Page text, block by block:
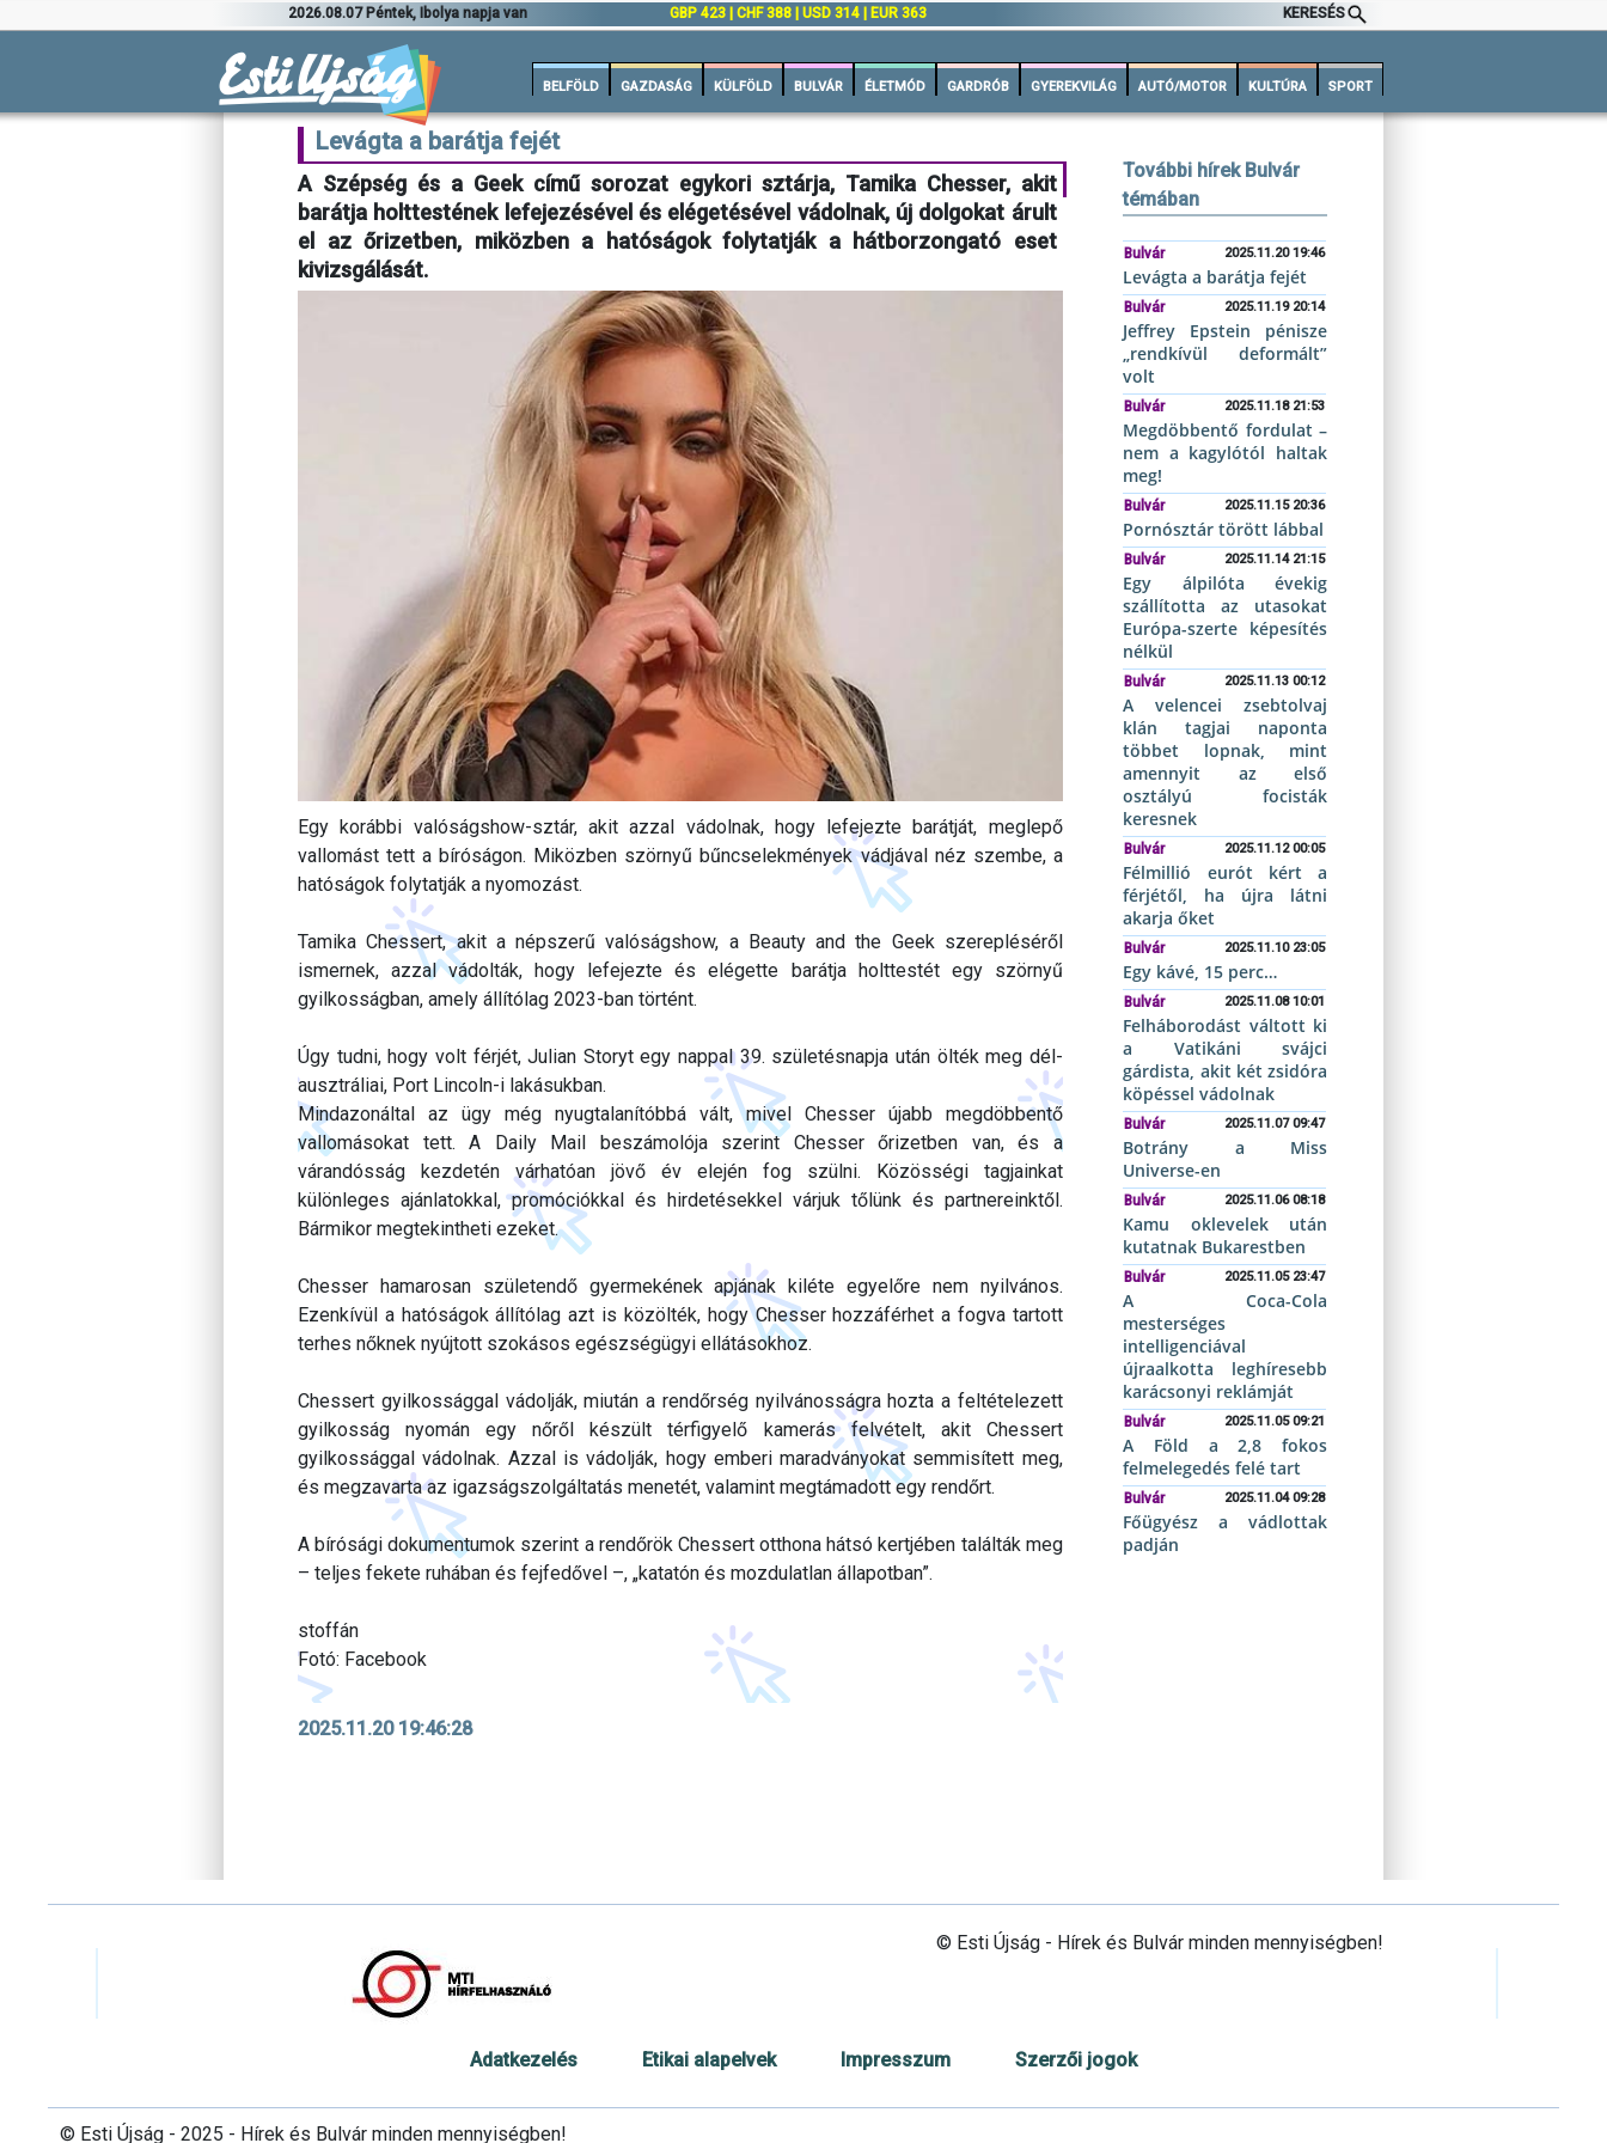
2026.08.07 Péntek, Ibolya napja van GBP 423 | CHF 388 | USD 314 | EUR 363 KERESÉS
BELFÖLD GAZDASÁG KÜLFÖLD BULVÁR ÉLETMÓD GARDRÓB GYEREKVILÁG AUTÓ/MOTOR KULTÚRA SPORT
Levágta a barátja fejét
A Szépség és a Geek című sorozat egykori sztárja, Tamika Chesser, akit
barátja holttestének lefejezésével és elégetésével vádolnak, új dolgokat árult
el az őrizetben, miközben a hatóságok folytatják a hátborzongató eset
kivizsgálását.
Egy korábbi valóságshow-sztár, akit azzal vádolnak, hogy lefejezte barátját, meglepő
vallomást tett a bíróságon. Miközben szörnyű bűncselekmények vádjával néz szembe, a
hatóságok folytatják a nyomozást.
Tamika Chessert, akit a népszerű valóságshow, a Beauty and the Geek szerepléséről
ismernek, azzal vádolták, hogy lefejezte és elégette barátja holttestét egy szörnyű
gyilkosságban, amely állítólag 2023-ban történt.
Úgy tudni, hogy volt férjét, Julian Storyt egy nappal 39. születésnapja után ölték meg dél-
ausztráliai, Port Lincoln-i lakásukban.
Mindazonáltal az ügy még nyugtalanítóbbá vált, mivel Chesser újabb megdöbbentő
vallomásokat tett. A Daily Mail beszámolója szerint Chesser őrizetben van, és a
várandósság kezdetén várhatóan jövő év elején fog szülni. Közösségi tagjainkat
különleges ajánlatokkal, promóciókkal és hirdetésekkel várjuk tőlünk és partnereinktől.
Bármikor megtekintheti ezeket.
Chesser hamarosan születendő gyermekének apjának kiléte egyelőre nem nyilvános.
Ezenkívül a hatóságok állítólag azt is közölték, hogy Chesser hozzáférhet a fogva tartott
terhes nőknek nyújtott szokásos egészségügyi ellátásokhoz.
Chessert gyilkossággal vádolják, miután a rendőrség nyilvánosságra hozta a feltételezett
gyilkosság nyomán egy nőről készült térfigyelő kamerás felvételt, akit Chessert
gyilkossággal vádolnak. Azzal is vádolják, hogy emberi maradványokat semmisített meg,
és megzavarta az igazságszolgáltatás menetét, valamint megtámadott egy rendőrt.
A bírósági dokumentumok szerint a rendőrök Chessert otthona hátsó kertjében találták meg
– teljes fekete ruhában és fejfedővel –, „katatón és mozdulatlan állapotban”.
stoffán
Fotó: Facebook
2025.11.20 19:46:28
További hírek Bulvár
témában
Bulvár 2025.11.20 19:46
Levágta a barátja fejét
Bulvár 2025.11.19 20:14
Jeffrey Epstein pénisze
„rendkívül deformált”
volt
Bulvár 2025.11.18 21:53
Megdöbbentő fordulat –
nem a kagylótól haltak
meg!
Bulvár 2025.11.15 20:36
Pornósztár törött lábbal
Bulvár 2025.11.14 21:15
Egy álpilóta évekig
szállította az utasokat
Európa-szerte képesítés
nélkül
Bulvár 2025.11.13 00:12
A velencei zsebtolvaj
klán tagjai naponta
többet lopnak, mint
amennyit az első
osztályú focisták
keresnek
Bulvár 2025.11.12 00:05
Félmillió eurót kért a
férjétől, ha újra látni
akarja őket
Bulvár 2025.11.10 23:05
Egy kávé, 15 perc…
Bulvár 2025.11.08 10:01
Felháborodást váltott ki
a Vatikáni svájci
gárdista, akit két zsidóra
köpéssel vádolnak
Bulvár 2025.11.07 09:47
Botrány a Miss
Universe-en
Bulvár 2025.11.06 08:18
Kamu oklevelek után
kutatnak Bukarestben
Bulvár 2025.11.05 23:47
A Coca-Cola
mesterséges
intelligenciával
újraalkotta leghíresebb
karácsonyi reklámját
Bulvár 2025.11.05 09:21
A Föld a 2,8 fokos
felmelegedés felé tart
Bulvár 2025.11.04 09:28
Főügyész a vádlottak
padján
© Esti Újság - Hírek és Bulvár minden mennyiségben!
Adatkezelés Etikai alapelvek Impresszum Szerzői jogok
© Esti Újság - 2025 - Hírek és Bulvár minden mennyiségben!